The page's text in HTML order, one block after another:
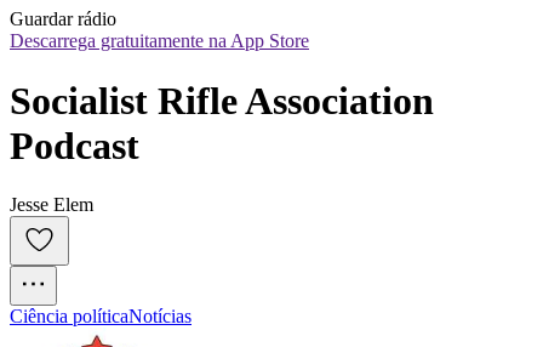
Guardar rádio
Descarrega gratuitamente na App Store
Socialist Rifle Association
Podcast
Jesse Elem
Ciência políticaNotícias